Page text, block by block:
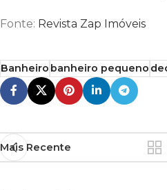
Fonte: Revista Zap Imóveis
Banheirobanheiro pequeno
Mais Recente